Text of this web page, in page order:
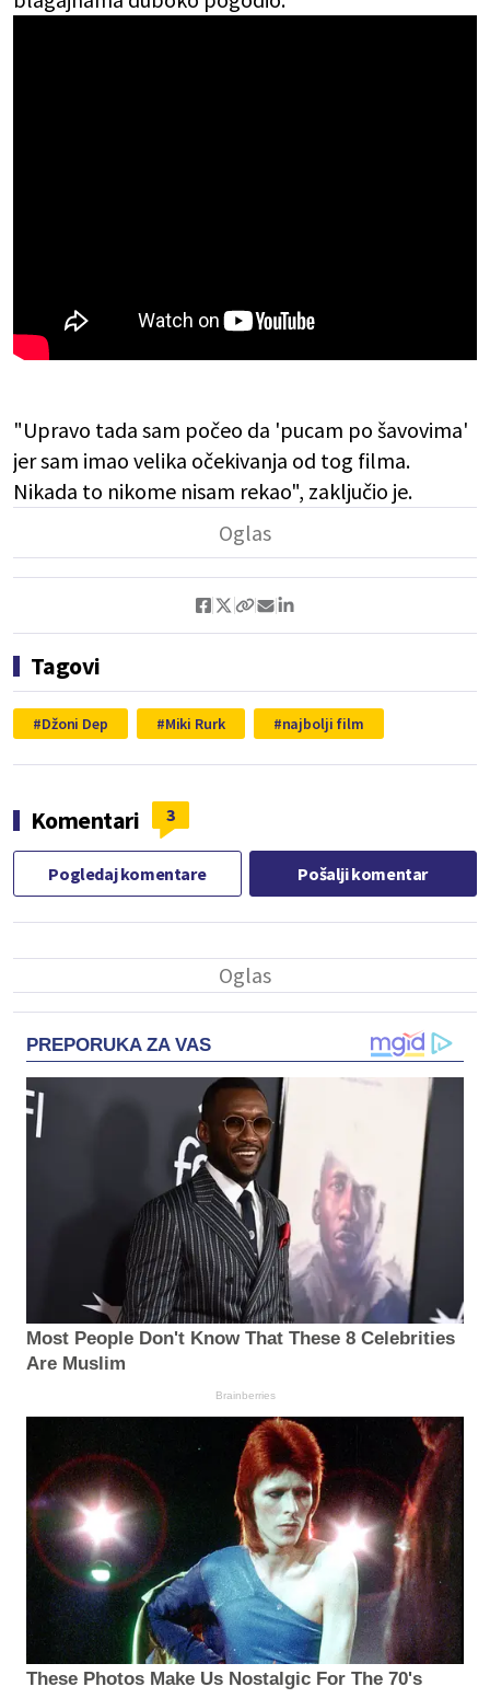
"Upravo tada sam počeo da 'pucam po šavovima'
jer sam imao velika očekivanja od tog filma.
Nikada to nikome nisam rekao", zaključio je.
Tagovi
Džoni Dep Miki Rurk najbolji film
Komentari 3
Pogledaj komentare Pošalji komentar
PREPORUKA ZA VAS
Most People Don't Know That These 8 Celebrities
Are Muslim
Brainberries
These Photos Make Us Nostalgic For The 70's